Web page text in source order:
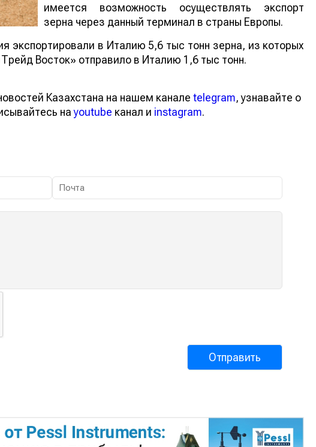
имеется возможность осуществлять экспорт
зерна через данный терминал в страны Европы.
экспортировали в Италию 5,6 тыс тонн зерна, из которых
Восток» отправило в Италию 1,6 тыс тонн.
Казахстана на нашем канале telegram, узнавайте о
наyoutube канал и instagram.